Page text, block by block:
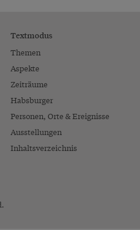
Textmodus
Themen
Aspekte
Zeiträume
Habsburger
Personen, Orte & Ereignisse
Ausstellungen
Inhaltsverzeichnis